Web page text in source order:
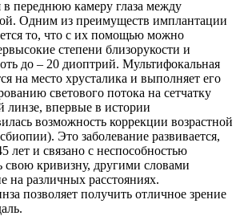
в переднюю камеру глаза между
Одним из преимуществ имплантации
то, что с их помощью можно
степени близорукости и
до – 20 диоптрий. Мультифокальная
на место хрусталика и выполняет его
светового потока на сетчатку
линзе, впервые в истории
возможность коррекции возрастной
Это заболевание развивается,
лет и связано с неспособностью
свою кривизну, другими словами
на различных расстояниях.
позволяет получить отличное зрение